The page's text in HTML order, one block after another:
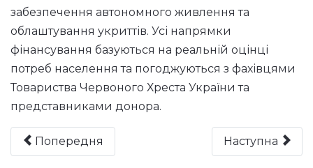
забезпечення автономного живлення та
облаштування укриттів. Усі напрямки
фінансування базуються на реальній оцінці
потреб населення та погоджуються з фахівцями
Товариства Червоного Хреста України та
представниками донора.
Попередня Наступна